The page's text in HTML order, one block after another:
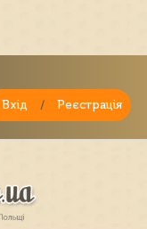
Вхід / Реєстрація